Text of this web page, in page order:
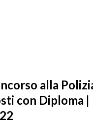
alla
con Diploma |